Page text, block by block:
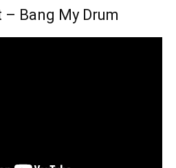
– Bang My Drum